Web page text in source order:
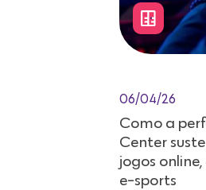
06/04/26
Como a
Center
jogos
e-sports